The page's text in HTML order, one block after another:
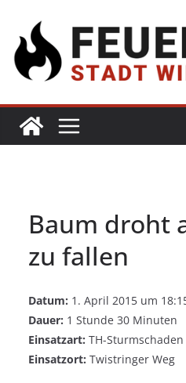
Baum droht
zu fallen
Datum: 1. April 2015 um
Dauer: 1 Stunde 30 Minuten
Einsatzart: TH-Sturmschaden
Einsatzort: Twistringer Weg